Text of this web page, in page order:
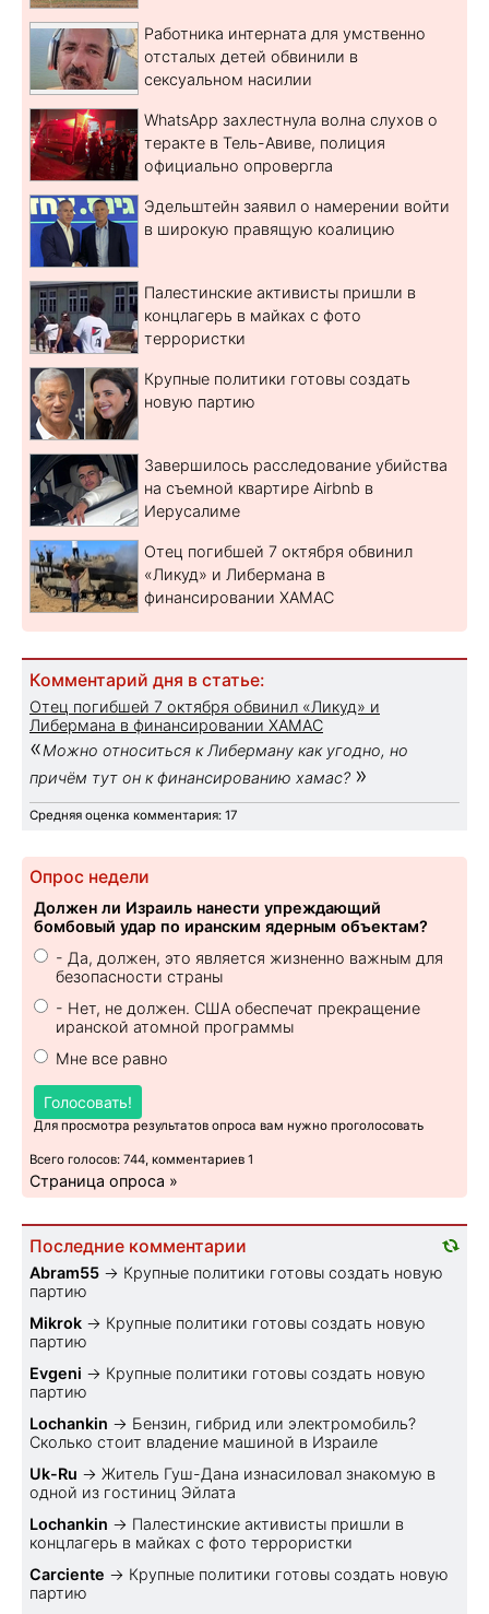
Работника интерната для умственно
отсталых детей обвинили в
сексуальном насилии
WhatsApp захлестнула волна слухов о
теракте в Тель-Авиве, полиция
официально опровергла
Эдельштейн заявил о намерении войти
в широкую правящую коалицию
Палестинские активисты пришли в
концлагерь в майках с фото
террористки
Крупные политики готовы создать
новую партию
Завершилось расследование убийства
на съемной квартире Airbnb в
Иерусалиме
Отец погибшей 7 октября обвинил
«Ликуд» и Либермана в
финансировании ХАМАС
Комментарий дня в статье:
Отец погибшей 7 октября обвинил «Ликуд» и
Либермана в финансировании ХАМАС
«Можно относиться к Либерману как угодно, но
причём тут он к финансированию хамас? »
Средняя оценка комментария: 17
Опрос недели
Должен ли Израиль нанести упреждающий
бомбовый удар по иранским ядерным объектам?
- Да, должен, это является жизненно важным для
безопасности страны
- Нет, не должен. США обеспечат прекращение
иранской атомной программы
Мне все равно
Голосовать!
Для просмотра результатов опроса вам нужно проголосовать
Всего голосов: 744, комментариев 1
Страница опроса »
Последние комментарии
Abram55 → Крупные политики готовы создать новую
партию
Mikrok → Крупные политики готовы создать новую
партию
Evgeni → Крупные политики готовы создать новую
партию
Lochankin → Бензин, гибрид или электромобиль?
Cколько стоит владение машиной в Израиле
Uk-Ru → Житель Гуш-Дана изнасиловал знакомую в
одной из гостиниц Эйлата
Lochankin → Палестинские активисты пришли в
концлагерь в майках с фото террористки
Carciente → Крупные политики готовы создать новую
партию